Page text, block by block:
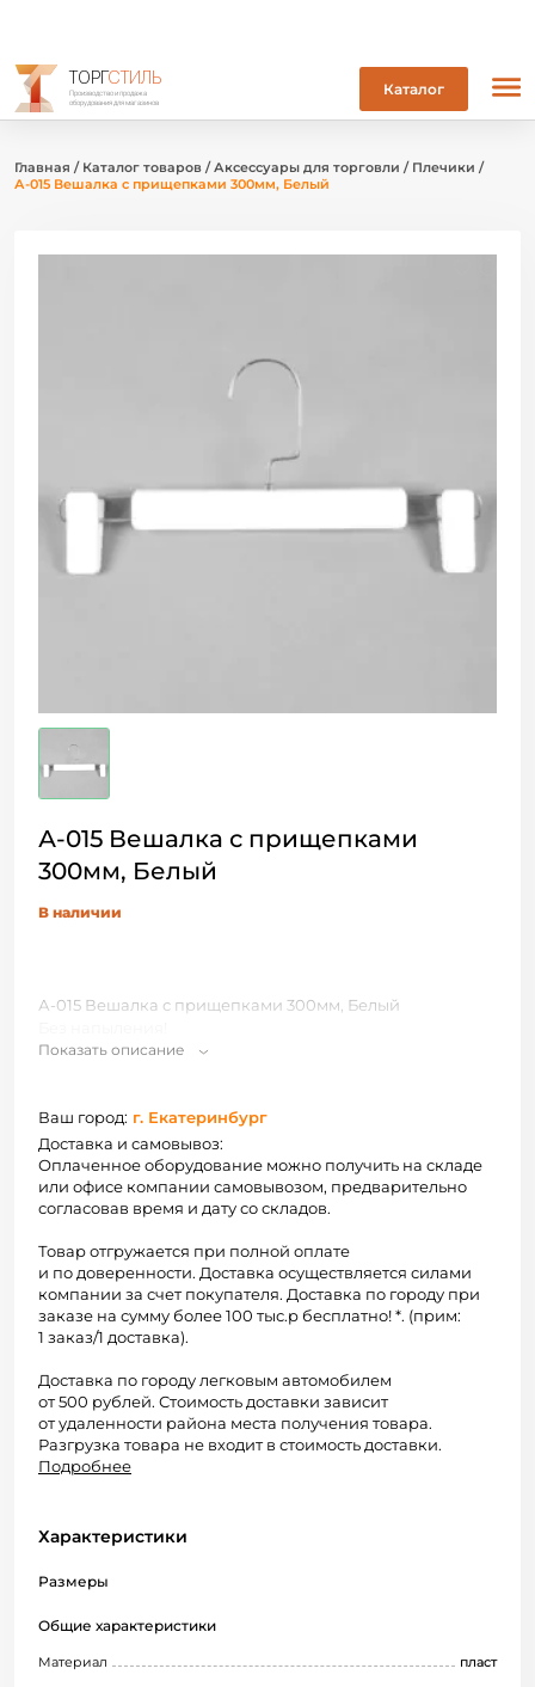
ТОРГСТИЛЬ
Производство и продажа
оборудования для магазинов
Каталог
Главная / Каталог товаров /Аксессуары для торговли / Плечики /
А-015 Вешалка с прищепками 300мм, Белый
А-015 Вешалка с прищепками
300мм, Белый
В наличии
А-015 Вешалка с прищепками 300мм, Белый
Показать описание
Ваш город: г. Екатеринбург
Доставка и самовывоз:
Оплаченное оборудование можно получить на складе
или офисе компании самовывозом, предварительно
согласовав время и дату со складов.
Товар отгружается при полной оплате
и по доверенности. Доставка осуществляется силами
компании за счет покупателя. Доставка по городу при
заказе на сумму более 100 тыс.р бесплатно! *. (прим:
1 заказ/1 доставка).
Доставка по городу легковым автомобилем
от 500 рублей. Стоимость доставки зависит
от удаленности района места получения товара.
Разгрузка товара не входит в стоимость доставки.
Подробнее
Характеристики
Размеры
Общие характеристики
Материал пласт